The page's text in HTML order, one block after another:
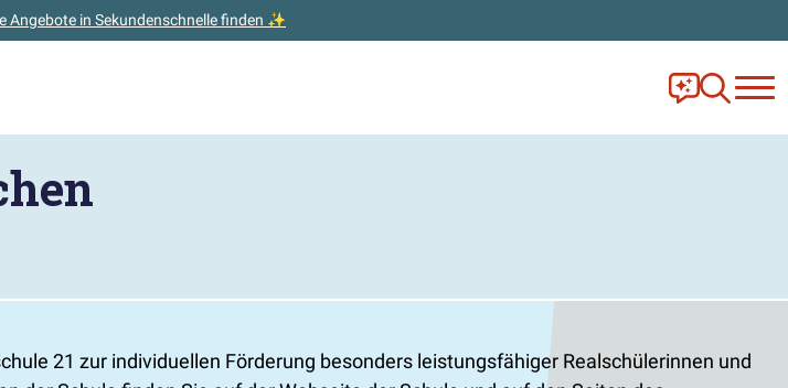
Angebote in Sekundenschnelle finden ✨
Frag Ella!
Zur
21 zur individuellen Förderung besonders leistungsfähiger Realschülerinnen und